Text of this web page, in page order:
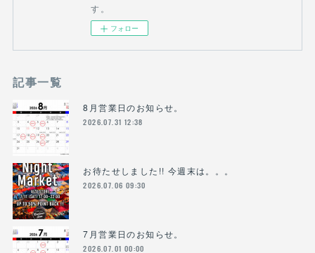
す。
フォロー
記事一覧
8月営業日のお知らせ。
2026.07.31 12:38
お待たせしました!! 今週末は。。。
2026.07.06 09:30
7月営業日のお知らせ。
2026.07.01 00:00